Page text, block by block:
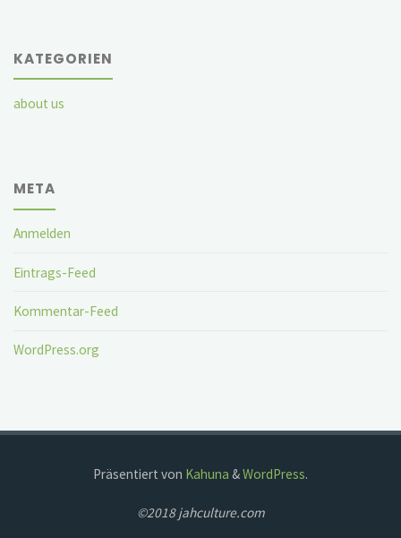
KATEGORIEN
about us
META
Anmelden
Eintrags-Feed
Kommentar-Feed
WordPress.org
Präsentiert von Kahuna &WordPress.
©2018 jahculture.com